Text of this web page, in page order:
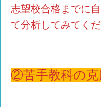
志望校合格までに
て分析してみてくだ
②苦手教科の克